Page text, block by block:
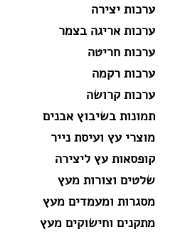
ערכות יצירה
ערכות אריגה בצמר
ערכות חריטה
ערכות רקמה
ערכות קרושה
תמונות בשיבוץ אבנים
מוצרי עץ ועיסת נייר
קופסאות עץ ליצירה
שלטים וצורות מעץ
מסגרות ומעמדים מעץ
מתקנים וחישוקים מעץ